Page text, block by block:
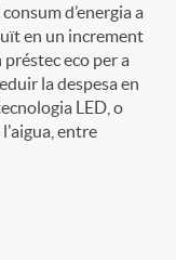
d’energia a
en un increment
préstec eco per a
la despesa en
LED, o
entre